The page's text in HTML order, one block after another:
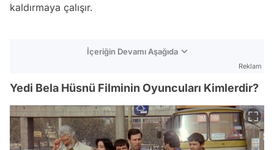
kaldırmaya çalışır.
İçeriğin Devamı Aşağıda
Reklam
Yedi Bela Hüsnü Filminin Oyuncuları Kimlerdir?